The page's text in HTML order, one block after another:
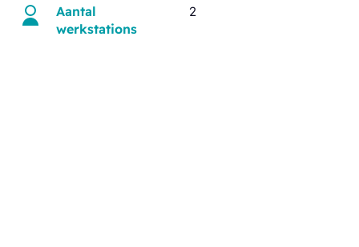
Aantal
werkstations
2